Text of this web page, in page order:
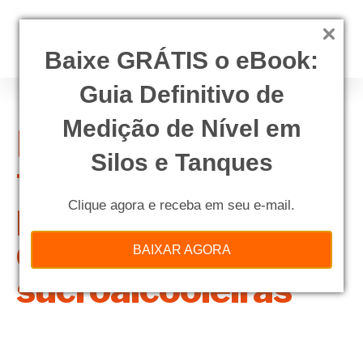
Baixe GRÁTIS o eBook:
Guia Definitivo de
Medição de Nível em
Silos e Tanques
Clique agora e receba em seu e-mail.
BAIXAR AGORA
Entenda como
funciona o
processo produtivo
de usinas
sucroalcooleiras